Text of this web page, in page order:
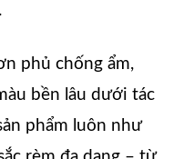
phủ chống ẩm,
bền lâu dưới tác
phẩm luôn như